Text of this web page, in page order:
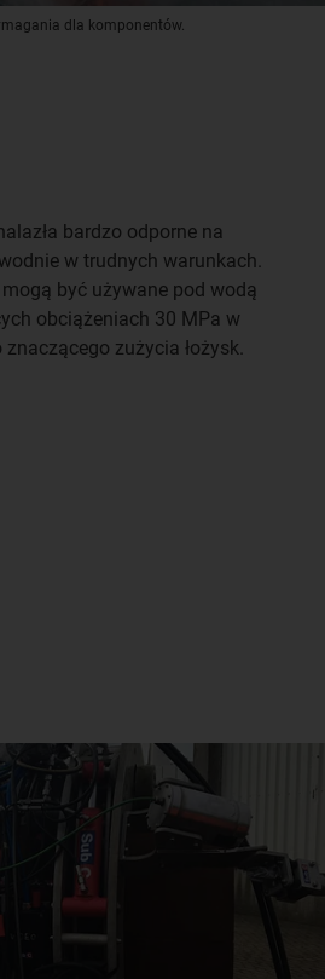
dla komponentów.
bardzo odporne na
w trudnych warunkach.
być używane pod wodą
obciążeniach 30 MPa w
zużycia łożysk.